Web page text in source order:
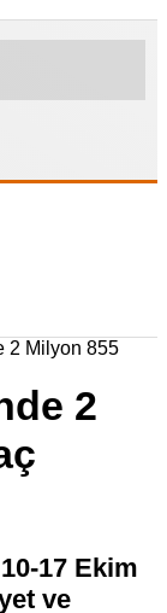
2 Milyon 855
2
17 Ekim
ve